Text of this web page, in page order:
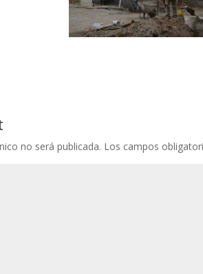
no será publicada. Los campos